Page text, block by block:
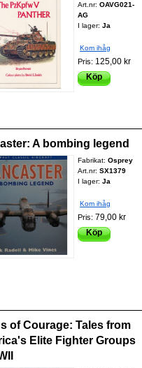
Art.nr:OAVG021-
AG
I lager: Ja
Kom ihåg
Pris: 125,00 kr
Köp
A bombing legend
Fabrikat:Osprey
Art.nr:SX1379
I lager: Ja
Kom ihåg
Pris:79,00 kr
Köp
of Courage: Tales from
Elite Fighter Groups